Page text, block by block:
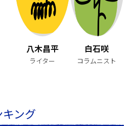
八木昌平
ライター
白石咲
コラムニスト
ング